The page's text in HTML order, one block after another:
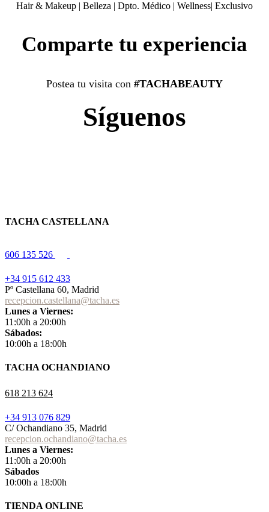
Hair & Makeup | Belleza | Dpto. Médico | Wellness| Exclusivo
Comparte tu experiencia
Postea tu visita con #TACHABEAUTY
Síguenos
TACHA CASTELLANA
606 135 526
+34 915 612 433
Pº Castellana 60, Madrid
recepcion.castellana@tacha.es
Lunes a Viernes:
11:00h a 20:00h
Sábados:
10:00h a 18:00h
TACHA OCHANDIANO
618 213 624
+34 913 076 829
C/ Ochandiano 35, Madrid
recepcion.ochandiano@tacha.es
Lunes a Viernes:
11:00h a 20:00h
Sábados
10:00h a 18:00h
TIENDA ONLINE